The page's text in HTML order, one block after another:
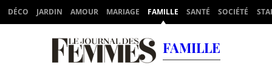
DÉCO JARDIN AMOUR MARIAGE FAMILLE SANTÉ SOCIÉTÉ
FAMILLE